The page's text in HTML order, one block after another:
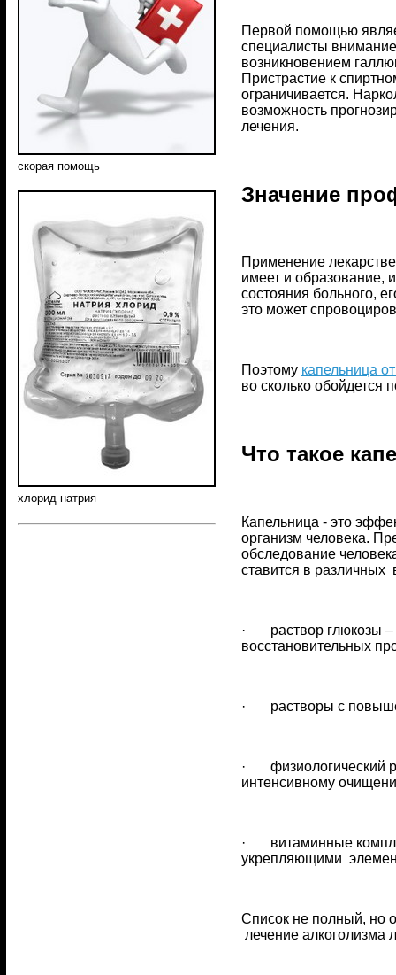
скорая помощь
хлорид натрия
Первой помощью
специалисты
возникновением
Пристрастие к
ограничивается.
возможность
лечения.
Значение
Применение
имеет и
состояния больного,
это может
Поэтому капельница
во сколько
Что такое
Капельница - это
организм человека.
обследование
ставится в различных
· раствор глюкозы –
восстановительных
· растворы с
· физиологический
интенсивному
· витаминные
укрепляющими
Список не полный, но
лечение алкоголизма